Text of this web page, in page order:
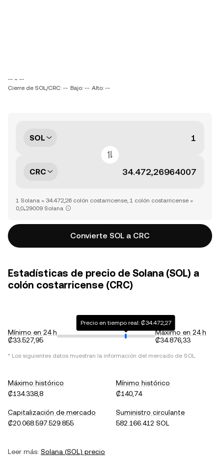
-- ~ --
Cierre de SOL/CRC: -- Bajo: -- Alto: --
SOL
CRC
1 Solana = 34.472,26 colón costarricense, 1 colón costarricense =
0,0₄29009 Solana
Convierte SOL a CRC
Estadísticas de precio de Solana (SOL) a
colón costarricense (CRC)
Mínimo en 24 h
₡33.527,95
Precio en tiempo real: ₡34.472,27
Máximo en 24 h
₡34.876,33
* Los siguientes datos muestran la información del mercado de SOL.
Máximo histórico
₡134.338,8
Mínimo histórico
₡140,74
Capitalización de mercado
₡20.068.597.529.855
Suministro circulante
582.166.412 SOL
Leer más: Solana (SOL) precio